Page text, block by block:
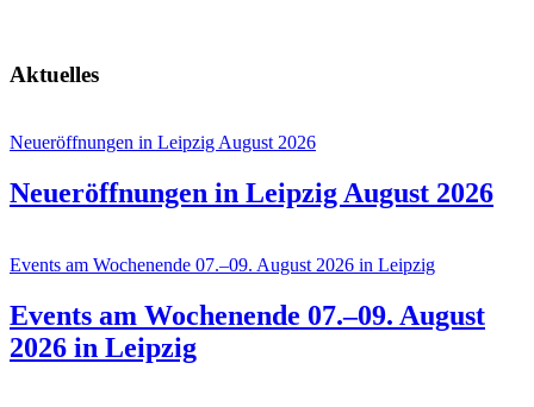
Aktuelles
Neueröffnungen in Leipzig August 2026
Neueröffnungen in Leipzig August 2026
Events am Wochenende 07.–09. August 2026 in Leipzig
Events am Wochenende 07.–09. August
2026 in Leipzig